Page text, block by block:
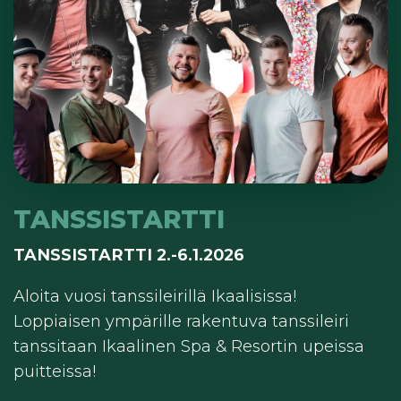
TANSSISTARTTI
TANSSISTARTTI 2.-6.1.2026
Aloita vuosi tanssileirillä Ikaalisissa!
Loppiaisen ympärille rakentuva tanssileiri
tanssitaan Ikaalinen Spa & Resortin upeissa
puitteissa!